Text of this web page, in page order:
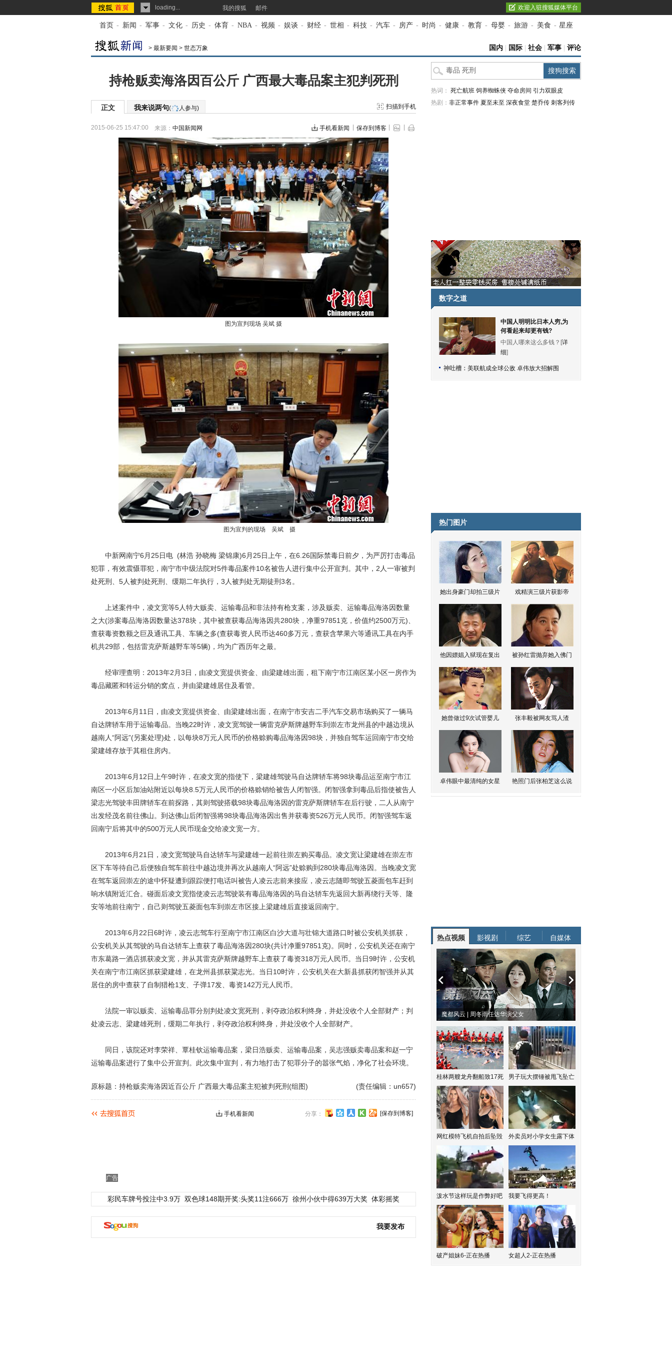
loading... 我的搜狐 邮件 欢迎入驻搜狐媒体平台
首页 - 新闻 - 军事 - 文化 - 历史 - 体育 - NBA - 视频 - 娱谈 - 财经 - 世相 - 科技 - 汽车 - 房产 - 时尚 - 健康 - 教育 - 母婴 - 旅游 - 美食 - 星座
> 最新要闻 > 世态万象 国内 国际 社会 军事 评论
持枪贩卖海洛因百公斤 广西最大毒品案主犯判死刑
正文 我来说两句( 人参与) 扫描到手机
2015-06-25 15:47:00 来源： 中国新闻网 手机看新闻 保存到博客
图为宣判现场 吴斌 摄
图为宣判的现场 吴斌 摄
中新网南宁6月25日电 (林浩 孙晓梅 梁锦康)6月25日上午，在6.26国际禁毒日前夕，为严厉打击毒品
犯罪，有效震慑罪犯，南宁市中级法院对5件毒品案件10名被告人进行集中公开宣判。其中，2人一审被判
处死刑、5人被判处死刑、缓期二年执行，3人被判处无期徒刑3名。
上述案件中，凌文宽等5人特大贩卖、运输毒品和非法持有枪支案，涉及贩卖、运输毒品海洛因数量
之大(涉案毒品海洛因数量达378块，其中被查获毒品海洛因共280块，净重97851克，价值约2500万元)、
查获毒资数额之巨及通讯工具、车辆之多(查获毒资人民币达460多万元，查获含苹果六等通讯工具在内手
机共29部，包括雷克萨斯越野车等5辆)，均为广西历年之最。
经审理查明：2013年2月3日，由凌文宽提供资金、由梁建雄出面，租下南宁市江南区某小区一房作为
毒品藏匿和转运分销的窝点，并由梁建雄居住及看管。
2013年6月11日，由凌文宽提供资金、由梁建雄出面，在南宁市安吉二手汽车交易市场购买了一辆马
自达牌轿车用于运输毒品。当晚22时许，凌文宽驾驶一辆雷克萨斯牌越野车到崇左市龙州县的中越边境从
越南人“阿远”(另案处理)处，以每块8万元人民币的价格赊购毒品海洛因98块，并独自驾车运回南宁市交给
梁建雄存放于其租住房内。
2013年6月12日上午9时许，在凌文宽的指使下，梁建雄驾驶马自达牌轿车将98块毒品运至南宁市江
南区一小区后加油站附近以每块8.5万元人民币的价格赊销给被告人闭智强。闭智强拿到毒品后指使被告人
梁志光驾驶丰田牌轿车在前探路，其则驾驶搭载98块毒品海洛因的雷克萨斯牌轿车在后行驶，二人从南宁
出发经茂名前往佛山。到达佛山后闭智强将98块毒品海洛因出售并获毒资526万元人民币。闭智强驾车返
回南宁后将其中的500万元人民币现金交给凌文宽一方。
2013年6月21日，凌文宽驾驶马自达轿车与梁建雄一起前往崇左购买毒品。凌文宽让梁建雄在崇左市
区下车等待自己后便独自驾车前往中越边境并再次从越南人“阿远”处赊购到280块毒品海洛因。当晚凌文宽
在驾车返回崇左的途中怀疑遭到跟踪便打电话叫被告人凌云志前来接应，凌云志随即驾驶五菱面包车赶到
响水镇附近汇合。碰面后凌文宽指使凌云志驾驶装有毒品海洛因的马自达轿车先返回大新再绕行天等、隆
安等地前往南宁，自己则驾驶五菱面包车到崇左市区接上梁建雄后直接返回南宁。
2013年6月22日6时许，凌云志驾车行至南宁市江南区白沙大道与壮锦大道路口时被公安机关抓获，
公安机关从其驾驶的马自达轿车上查获了毒品海洛因280块(共计净重97851克)。同时，公安机关还在南宁
市东葛路一酒店抓获凌文宽，并从其雷克萨斯牌越野车上查获了毒资318万元人民币。当日9时许，公安机
关在南宁市江南区抓获梁建雄，在龙州县抓获粱志光。当日10时许，公安机关在大新县抓获闭智强并从其
居住的房中查获了自制猎枪1支、子弹17发、毒资142万元人民币。
法院一审以贩卖、运输毒品罪分别判处凌文宽死刑，剥夺政治权利终身，并处没收个人全部财产；判
处凌云志、梁建雄死刑，缓期二年执行，剥夺政治权利终身，并处没收个人全部财产。
同日，该院还对李荣祥、覃桂钦运输毒品案，梁日浩贩卖、运输毒品案，吴志强贩卖毒品案和赵一宁
运输毒品案进行了集中公开宣判。此次集中宣判，有力地打击了犯罪分子的嚣张气焰，净化了社会环境。
(责任编辑：un657)
原标题：持枪贩卖海洛因近百公斤 广西最大毒品案主犯被判死刑(组图)
分享： [保存到博客]
手机看新闻
广告
彩民车牌号投注中3.9万 双色球148期开奖:头奖11注666万 徐州小伙中得639万大奖 体彩摇奖
我要发布
热词： 死亡航班 饲养蜘蛛侠 夺命房间 引力双眼皮
热剧： 非正常事件 夏至未至 深夜食堂 楚乔传 刺客列传
数字之道
中国人明明比日本人穷,为
何看起来却更有钱?
中国人哪来这么多钱？[详
细]
神吐槽： 美联航成全球公敌 卓伟放大招解围
热门图片
她出身豪门却拍三级片 戏精演三级片获影帝
他因嫖娼入狱现在复出 被孙红雷抛弃她入佛门
她曾做过9次试管婴儿 张丰毅被网友骂人渣
卓伟眼中最清纯的女星 艳照门后张柏芝这么说
热点视频 影视剧 综艺 自媒体
动物系恋人啊 | 钟欣潼体验爱情哲学 南方有乔木 | “科创CP”渐入佳境 魔都风云 | 周冬雨任达华演父女
桂林两艘龙舟翻船致17死 男子玩大摆锤被甩飞坠亡
网红模特飞机自拍后坠毁 外卖员对小学女生露下体
泼水节这样玩是作弊好吧 我要飞得更高！
破产姐妹6-正在热播 女超人2-正在热播